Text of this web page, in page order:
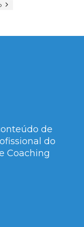
de
do
Coaching